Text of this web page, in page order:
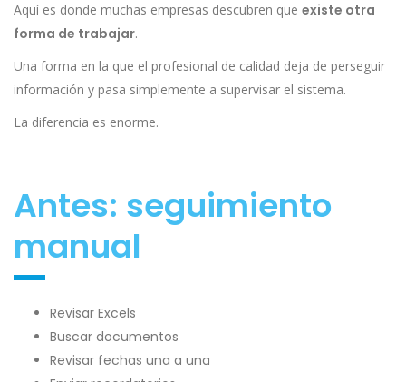
Aquí es donde muchas empresas descubren que existe otra
forma de trabajar.
Una forma en la que el profesional de calidad deja de perseguir
información y pasa simplemente a supervisar el sistema.
La diferencia es enorme.
Antes: seguimiento
manual
Revisar Excels
Buscar documentos
Revisar fechas una a una